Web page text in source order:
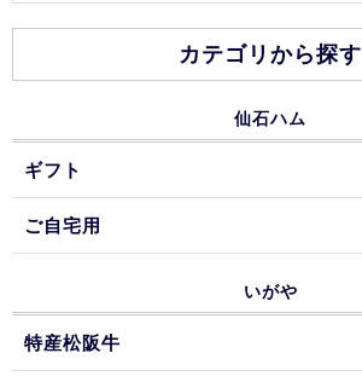
カテゴリから探す
仙石ハム
ギフト
ご自宅用
いがや
特産松阪牛